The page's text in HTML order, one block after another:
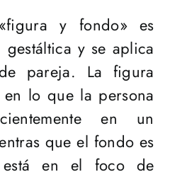
y fondo» es
y se aplica
pareja. La figura
lo que la persona
en un
que el fondo es
en el foco de